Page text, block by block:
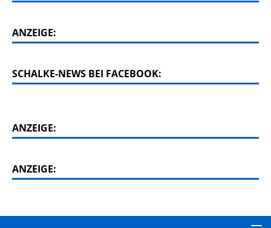
ANZEIGE:
SCHALKE-NEWS BEI FACEBOOK:
ANZEIGE:
ANZEIGE: